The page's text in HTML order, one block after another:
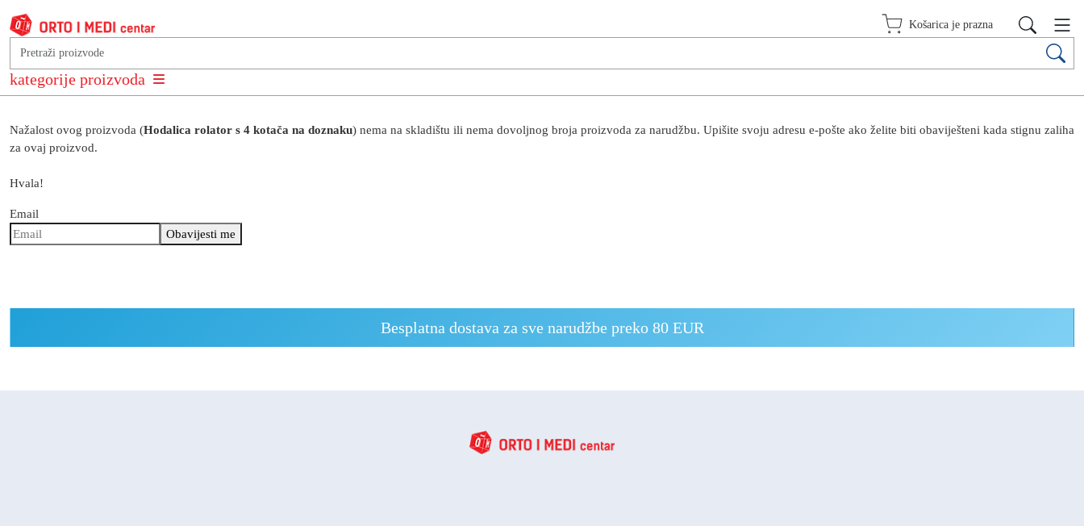
kategorije proizvoda
Košarica je prazna
Obavijesti me
Nažalost ovog proizvoda (Hodalica rolator s 4 kotača na doznaku) nema na skladištu ili nema dovoljnog broja proizvoda za narudžbu. Upišite svoju adresu e-pošte ako želite biti obaviješteni kada stignu zaliha
za ovaj proizvod.
Hvala!
Email
Obavijesti me
Besplatna dostava za sve narudžbe preko 80 EUR